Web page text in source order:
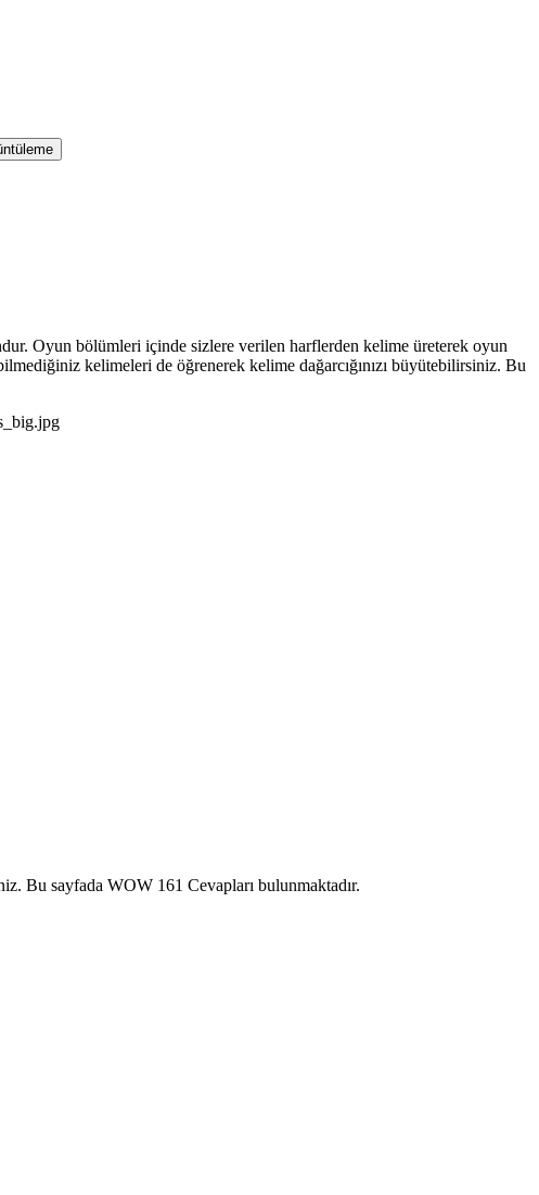
Oyun bölümleri içinde sizlere verilen harflerden kelime üreterek oyun
kelimeleri de öğrenerek kelime dağarcığınızı büyütebilirsiniz. Bu
Bu sayfada WOW 161 Cevapları bulunmaktadır.